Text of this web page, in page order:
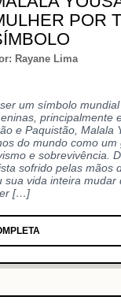
POR
Rayane Lima
um símbolo
principalmente
e Paquistão, Malala
do mundo como um
e sobrevivência.
sofrido pelas mãos
sua vida inteira mudar
[…]